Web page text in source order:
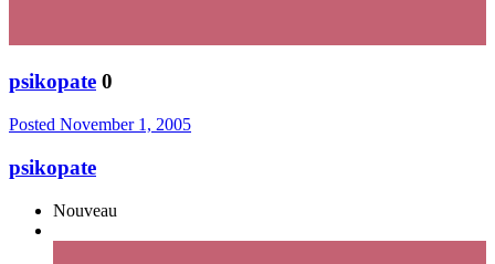
psikopate 0
Posted November 1, 2005
psikopate
Nouveau